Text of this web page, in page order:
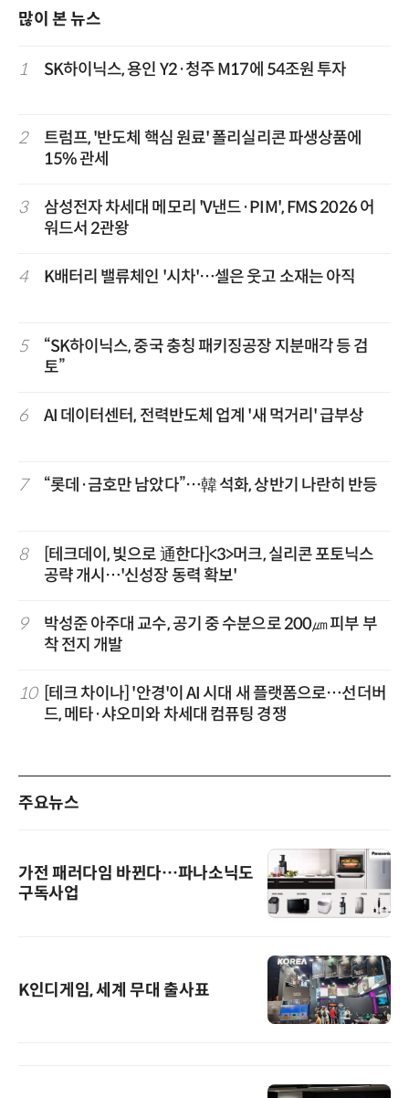
많이 본 뉴스
1 SK하이닉스, 용인 Y2·청주 M17에 54조원 투자
2
트럼프, '반도체 핵심 원료' 폴리실리콘 파생상품에
15% 관세
3
삼성전자 차세대 메모리 'V낸드·PIM', FMS 2026 어
워드서 2관왕
4 K배터리 밸류체인 '시차'…셀은 웃고 소재는 아직
5
“SK하이닉스, 중국 충칭 패키징공장 지분매각 등 검
토”
6 AI 데이터센터, 전력반도체 업계 '새 먹거리' 급부상
7 “롯데·금호만 남았다”…韓 석화, 상반기 나란히 반등
8
[테크데이, 빛으로 通한다]<3>머크, 실리콘 포토닉스
공략 개시…'신성장 동력 확보'
9
박성준 아주대 교수, 공기 중 수분으로 200㎛ 피부 부
착 전지 개발
10
[테크 차이나] '안경'이 AI 시대 새 플랫폼으로…선더버
드, 메타·샤오미와 차세대 컴퓨팅 경쟁
주요뉴스
가전 패러다임 바뀐다…파나소닉도
구독사업
K인디게임, 세계 무대 출사표